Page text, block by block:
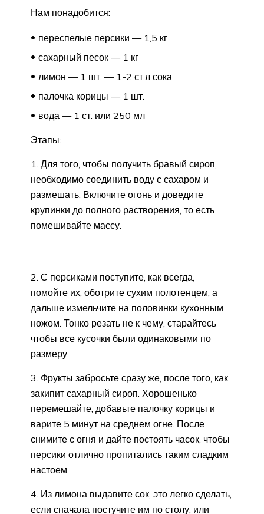
Нам понадобится:
переспелые персики — 1,5 кг
сахарный песок — 1 кг
лимон — 1 шт. — 1-2 ст.л сока
палочка корицы — 1 шт.
вода — 1 ст. или 250 мл
Этапы:
1. Для того, чтобы получить бравый сироп,
необходимо соединить воду с сахаром и
размешать. Включите огонь и доведите
крупинки до полного растворения, то есть
помешивайте массу.
2. С персиками поступите, как всегда,
помойте их, оботрите сухим полотенцем, а
дальше измельчите на половинки кухонным
ножом. Тонко резать не к чему, старайтесь
чтобы все кусочки были одинаковыми по
размеру.
3. Фрукты забросьте сразу же, после того, как
закипит сахарный сироп. Хорошенько
перемешайте, добавьте палочку корицы и
варите 5 минут на среднем огне. После
снимите с огня и дайте постоять часок, чтобы
персики отлично пропитались таким сладким
настоем.
4. Из лимона выдавите сок, это легко сделать,
если сначала постучите им по столу, или